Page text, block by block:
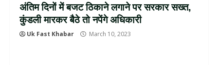
अंतिम दिनों में बजट ठिकाने लगाने पर सरकार सख्त,
कुंडली मारकर बैठे तो नपेंगे अधिकारी
Uk Fast Khabar March 10, 2023